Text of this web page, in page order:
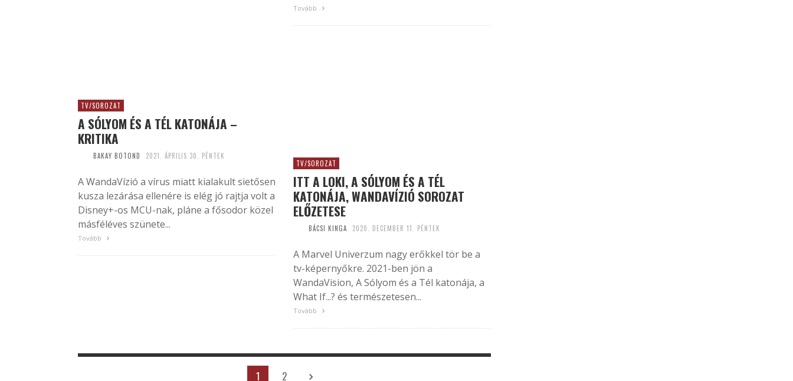
Tovább
TV/SOROZAT
A SÓLYOM ÉS A TÉL KATONÁJA –
KRITIKA
BAKAY BOTOND 2021. ÁPRILIS 30. PÉNTEK
A WandaVízió a vírus miatt kialakult sietősen
kusza lezárása ellenére is elég jó rajtja volt a
Disney+-os MCU-nak, pláne a fősodor közel
másféléves szünete...
Tovább
TV/SOROZAT
ITT A LOKI, A SÓLYOM ÉS A TÉL
KATONÁJA, WANDAVÍZIÓ SOROZAT
ELŐZETESE
BÁCSI KINGA 2020. DECEMBER 11. PÉNTEK
A Marvel Univerzum nagy erőkkel tör be a
tv-képernyőkre. 2021-ben jön a
WandaVision, A Sólyom és a Tél katonája, a
What If...? és természetesen...
Tovább
1 2